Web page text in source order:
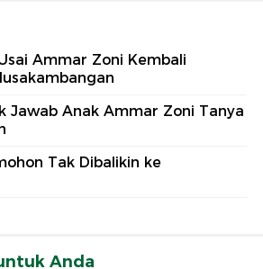
Ammar Zoni Kembali
Jawab Anak Ammar Zoni Tanya
Tak Dibalikin ke
Anda